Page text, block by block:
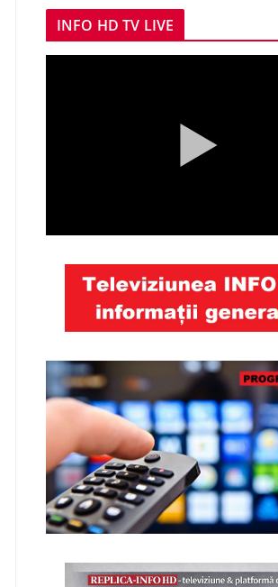
INFO HD TV LIVE